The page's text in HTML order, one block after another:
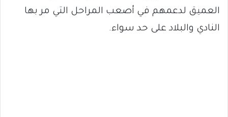
العميق لدعمهم في أصعب المراحل التي مر بها
النادي والبلاد على حد سواء.